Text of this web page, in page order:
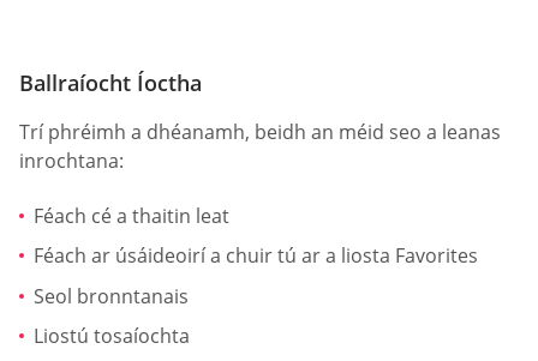
Ballraíocht Íoctha
Trí phréimh a dhéanamh, beidh an méid seo a leanas
inrochtana:
Féach cé a thaitin leat
Féach ar úsáideoirí a chuir tú ar a liosta Favorites
Seol bronntanais
Liostú tosaíochta